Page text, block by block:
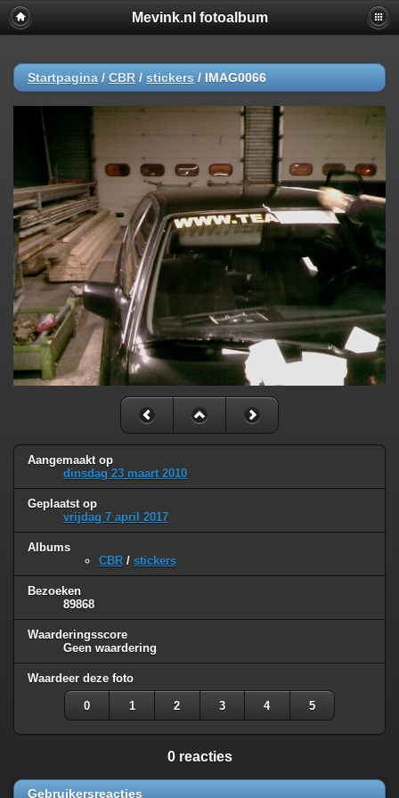
Mevink.nl fotoalbum
Startpagina / CBR / stickers / IMAG0066
Aangemaakt op
dinsdag 23 maart 2010
Geplaatst op
vrijdag 7 april 2017
Albums
CBR / stickers
Bezoeken
89868
Waarderingsscore
Geen waardering
Waardeer deze foto
0 1 2 3 4 5
0 reacties
Gebruikersreacties